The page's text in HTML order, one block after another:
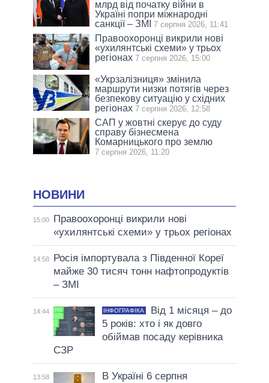
млрд від початку війни в
Україні попри міжнародні
санкції – ЗМІ
7 серпня 2026, 11:41
Правоохоронці викрили нові
«ухилянтські схеми» у трьох
регіонах 7 серпня 2026, 15:00
«Укрзалізниця» змінила
маршрути низки потягів через
безпекову ситуацію у східних
регіонах 7 серпня 2026, 12:58
САП у жовтні скерує до суду
справу бізнесмена
Комарницького про землю
7 серпня 2026, 11:20
НОВИНИ
15:00
Правоохоронці викрили нові
«ухилянтські схеми» у трьох регіонах
14:58
Росія імпортувала з Південної Кореї
майже 30 тисяч тонн нафтопродуктів
– ЗМІ
14:44 ІНФОГРАФІКА
Від 1 місяця – до
5 років: хто і як довго
обіймав посаду керівника
СЗР
13:58
В Україні 6 серпня